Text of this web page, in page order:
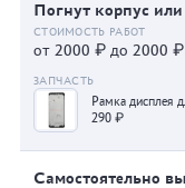
Погнут корпус
от 2000 ₽ до 2000 ₽
Рамка дисплея
290 ₽
Самостоятельно